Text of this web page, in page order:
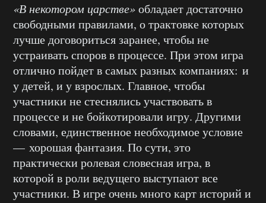
«В некотором царстве»обладает достаточно
свободными правилами, о трактовке которых
лучше договориться заранее, чтобы не
устраивать споров в процессе. При этом игра
отлично пойдет в самых разных компаниях: и
у детей, и у взрослых. Главное, чтобы
участники не стеснялись участвовать в
процессе и не бойкотировали игру. Другими
словами, единственное необходимое условие
— хорошая фантазия. По сути, это
практически ролевая словесная игра, в
которой в роли ведущего выступают все
участники. В игре очень много карт историй и